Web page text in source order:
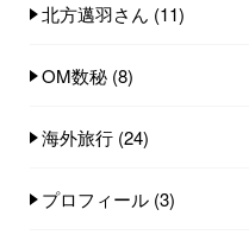
北方邁羽さん (11)
OM数秘 (8)
海外旅行 (24)
プロフィール (3)